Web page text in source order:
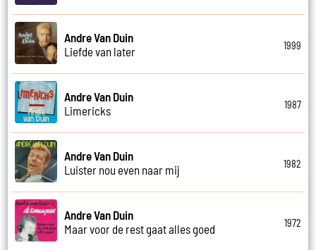
Andre Van Duin
Liefde van later
1999
Andre Van Duin
Limericks
1987
Andre Van Duin
Luister nou even naar mij
1982
Andre Van Duin
Maar voor de rest gaat alles goed
1972